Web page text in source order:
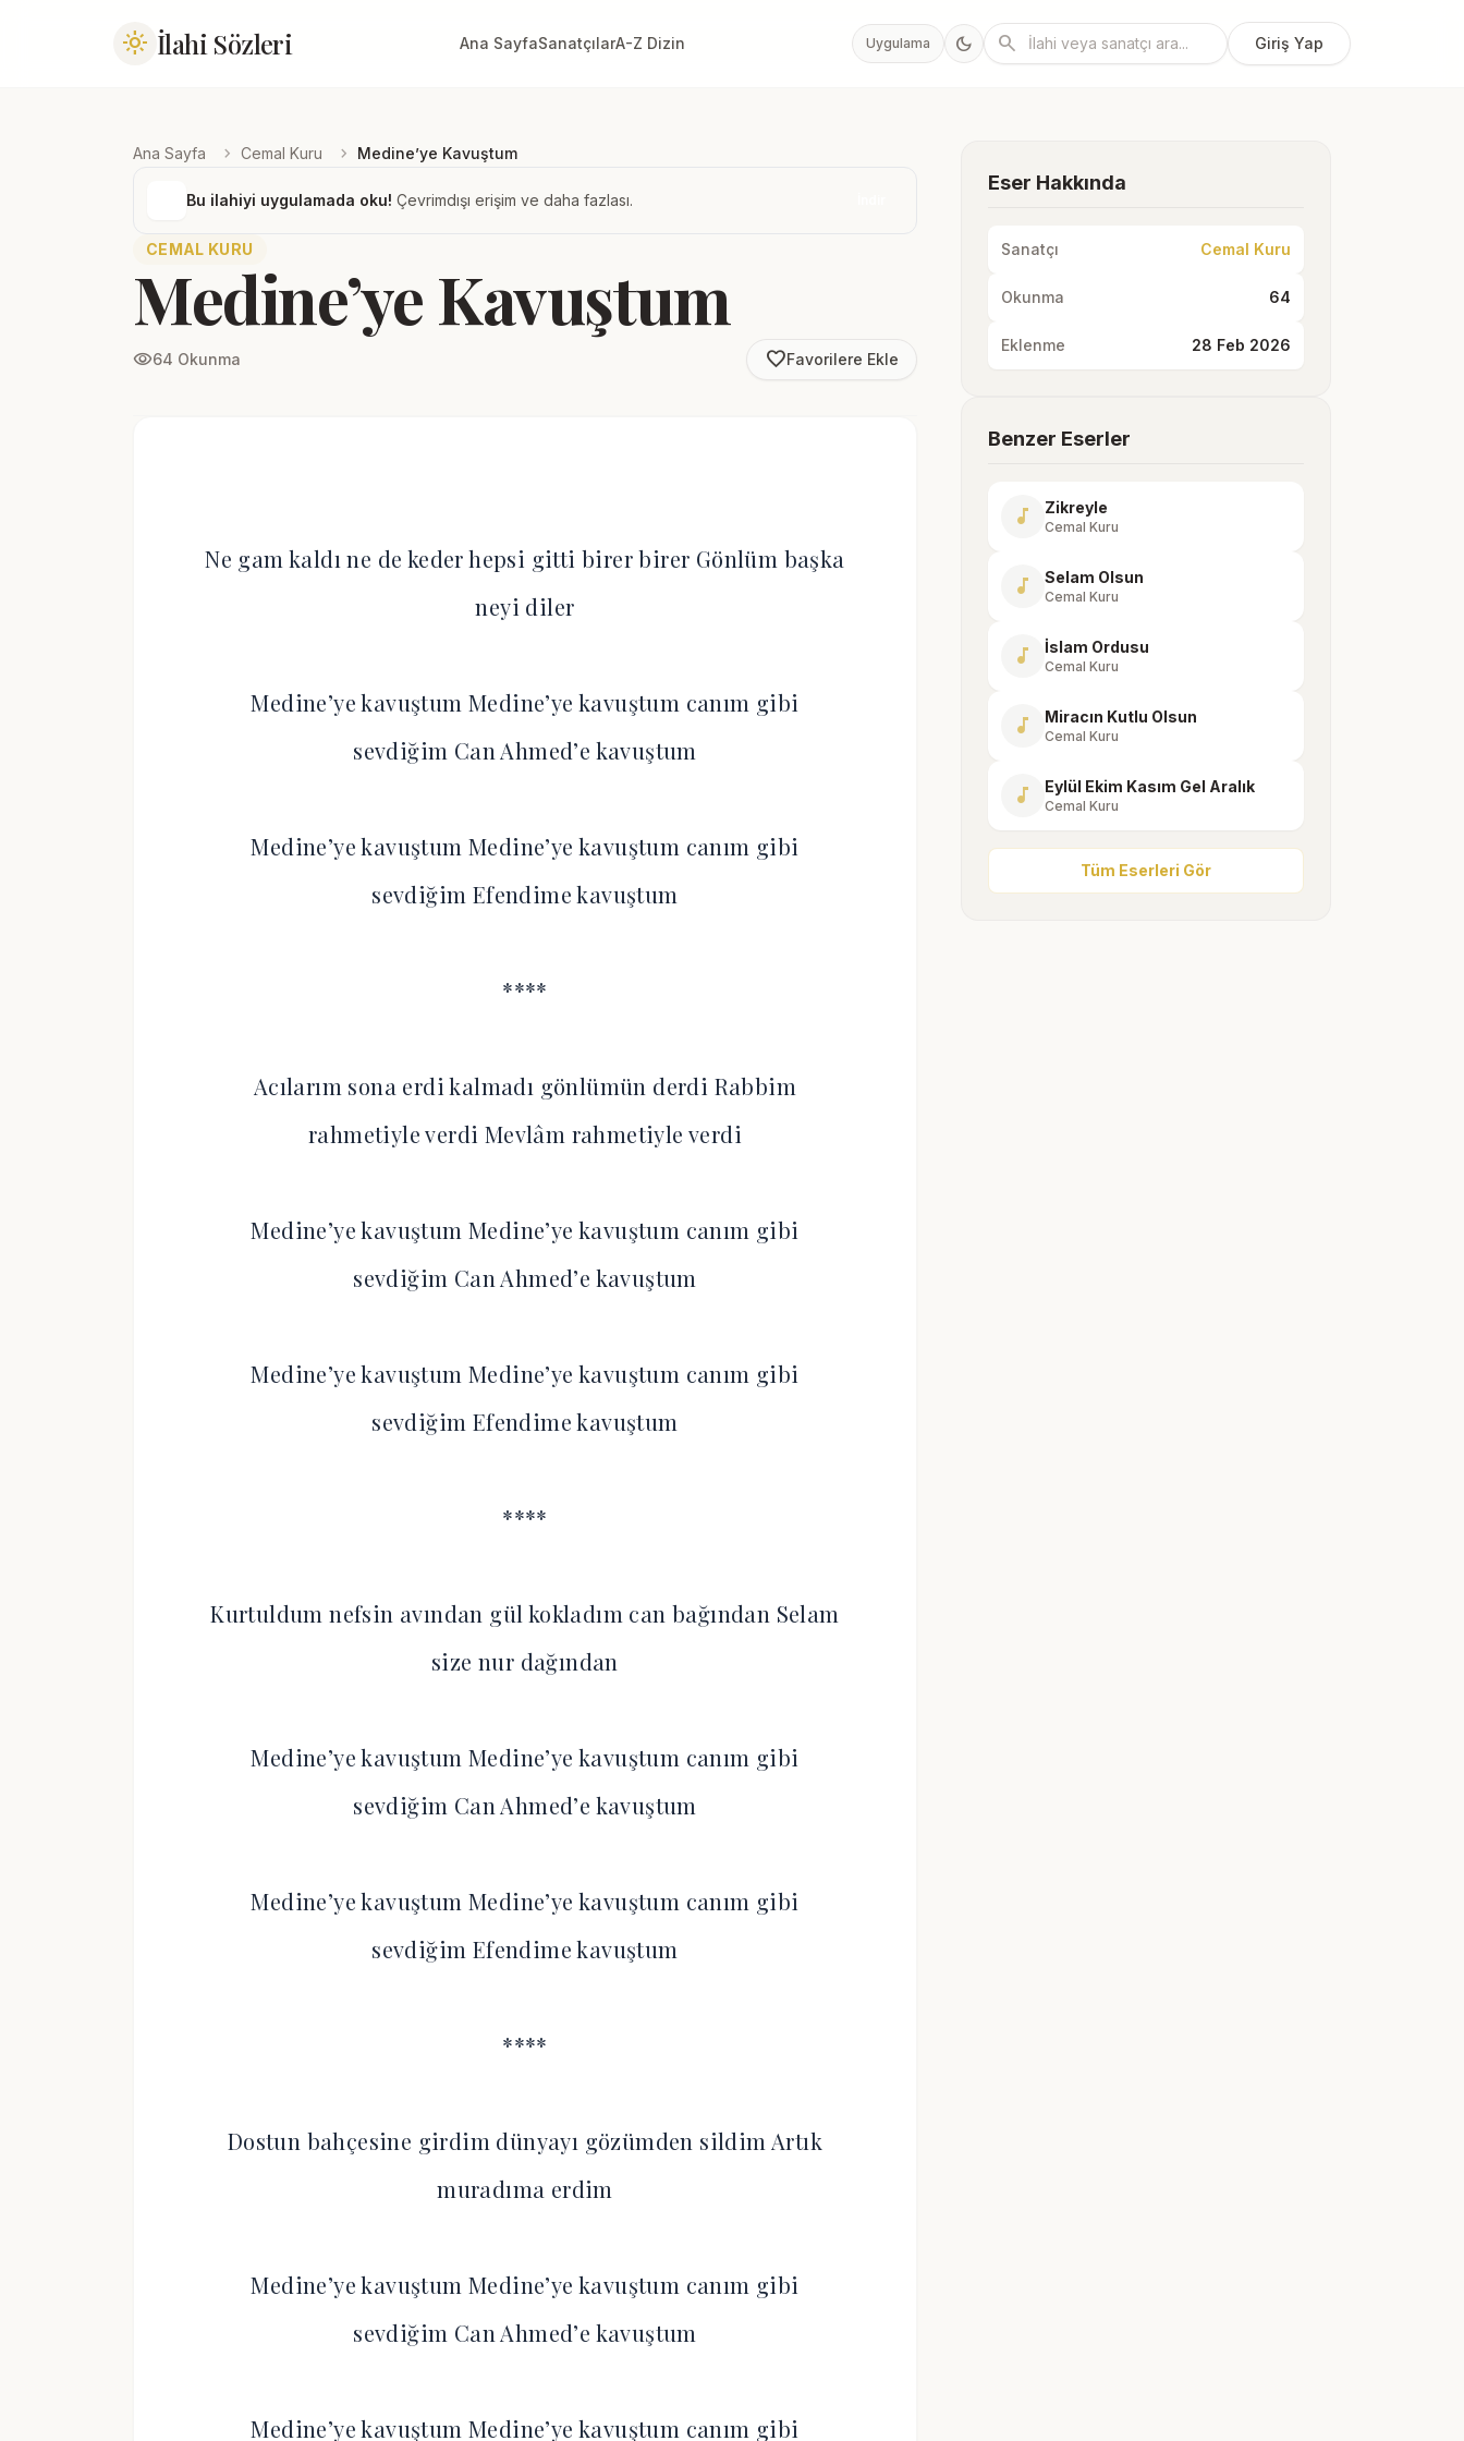
light_mode İlahi Sözleri Ana SayfaSanatçılarA-Z Dizin Uygulama dark_mode search Giriş Yap
Ana Sayfa chevron_right Cemal Kuru chevron_right Medine’ye Kavuştum
Bu ilahiyi uygulamada oku! Çevrimdışı erişim ve daha fazlası.
CEMAL KURU
Medine’ye Kavuştum
visibility64 Okunma favorite_borderFavorilere Ekle
Ne gam kaldı ne de keder hepsi gitti birer birer Gönlüm başka
neyi diler
Medine’ye kavuştum Medine’ye kavuştum canım gibi
sevdiğim Can Ahmed’e kavuştum
Medine’ye kavuştum Medine’ye kavuştum canım gibi
sevdiğim Efendime kavuştum
****
Acılarım sona erdi kalmadı gönlümün derdi Rabbim
rahmetiyle verdi Mevlâm rahmetiyle verdi
Medine’ye kavuştum Medine’ye kavuştum canım gibi
sevdiğim Can Ahmed’e kavuştum
Medine’ye kavuştum Medine’ye kavuştum canım gibi
sevdiğim Efendime kavuştum
****
Kurtuldum nefsin avından gül kokladım can bağından Selam
size nur dağından
Medine’ye kavuştum Medine’ye kavuştum canım gibi
sevdiğim Can Ahmed’e kavuştum
Medine’ye kavuştum Medine’ye kavuştum canım gibi
sevdiğim Efendime kavuştum
****
Dostun bahçesine girdim dünyayı gözümden sildim Artık
muradıma erdim
Medine’ye kavuştum Medine’ye kavuştum canım gibi
sevdiğim Can Ahmed’e kavuştum
Medine’ye kavuştum Medine’ye kavuştum canım gibi
Eser Hakkında
Sanatçı Cemal Kuru
Okunma 64
Eklenme 28 Feb 2026
Benzer Eserler
music_note Zikreyle
Cemal Kuru
music_note Selam Olsun
Cemal Kuru
music_note İslam Ordusu
Cemal Kuru
music_note Miracın Kutlu Olsun
Cemal Kuru
music_note Eylül Ekim Kasım Gel Aralık
Cemal Kuru
Tüm Eserleri Gör